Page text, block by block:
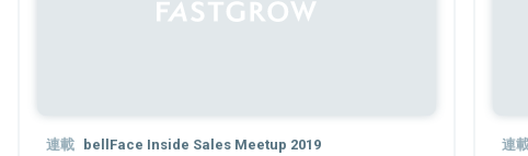
連載 bellFace Inside Sales Meetup 2019 連